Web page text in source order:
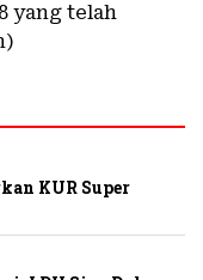
yang telah
KUR Super